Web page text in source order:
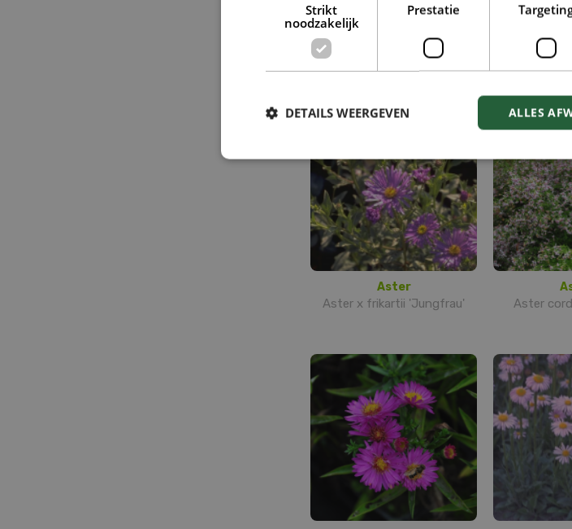
Aster 'Little Carlow' Aster
Aster
Aster x frikartii 'Jungfrau' Aster
Strikt
noodzakelijk
Prestatie
ALLES
DETAILS WEERGEVEN